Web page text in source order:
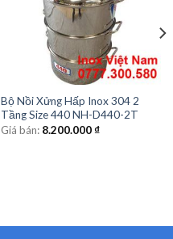
Bộ Nồi Xửng Hấp Inox 304 2
Tầng Size 440 NH-D440-2T
Giá bán: 8.200.000₫